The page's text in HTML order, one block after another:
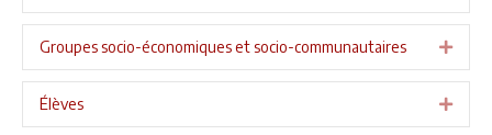
Groupes socio-économiques et socio-communautaires
Élèves